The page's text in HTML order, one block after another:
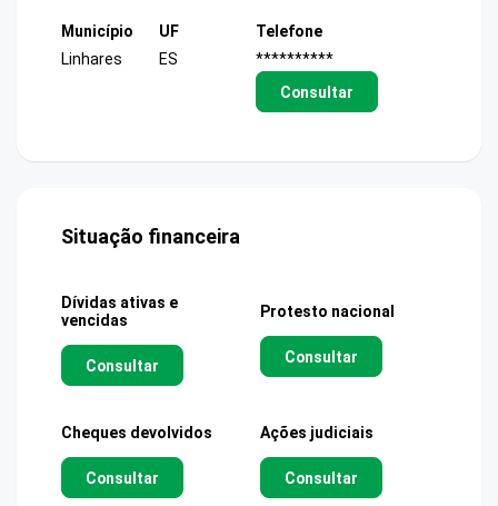
Município
Linhares
UF
ES
Telefone
**********
Consultar
Situação financeira
Dívidas ativas e
vencidas
Consultar
Protesto nacional
Consultar
Cheques devolvidos
Consultar
Ações judiciais
Consultar